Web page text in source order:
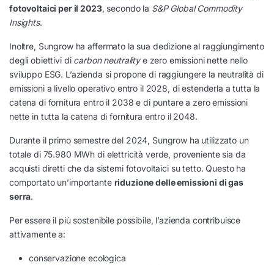
fotovoltaici per il 2023, secondo la S&P Global Commodity
Insights.
Inoltre, Sungrow ha affermato la sua dedizione al raggiungimento
degli obiettivi di carbon neutralitye zero emissioni nette nello
sviluppo ESG. L’azienda si propone di raggiungere la neutralità di
emissioni a livello operativo entro il 2028, di estenderla a tutta la
catena di fornitura entro il 2038 e di puntare a zero emissioni
nette in tutta la catena di fornitura entro il 2048.
Durante il primo semestre del 2024, Sungrow ha utilizzato un
totale di 75.980 MWh di elettricità verde, proveniente sia da
acquisti diretti che da sistemi fotovoltaici su tetto. Questo ha
comportato un’importante riduzione delle emissioni di gas
serra.
Per essere il più sostenibile possibile, l’azienda contribuisce
attivamente a:
conservazione ecologica